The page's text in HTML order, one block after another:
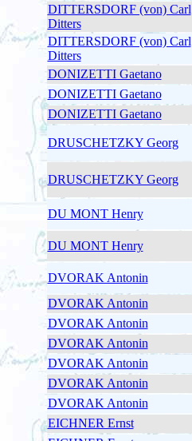
DITTERSDORF (von) Carl
Ditters
DITTERSDORF (von) Carl
Ditters
DONIZETTI Gaetano
DONIZETTI Gaetano
DONIZETTI Gaetano
DRUSCHETZKY Georg
DRUSCHETZKY Georg
DU MONT Henry
DU MONT Henry
DVORAK Antonin
DVORAK Antonin
DVORAK Antonin
DVORAK Antonin
DVORAK Antonin
DVORAK Antonin
DVORAK Antonin
EICHNER Ernst